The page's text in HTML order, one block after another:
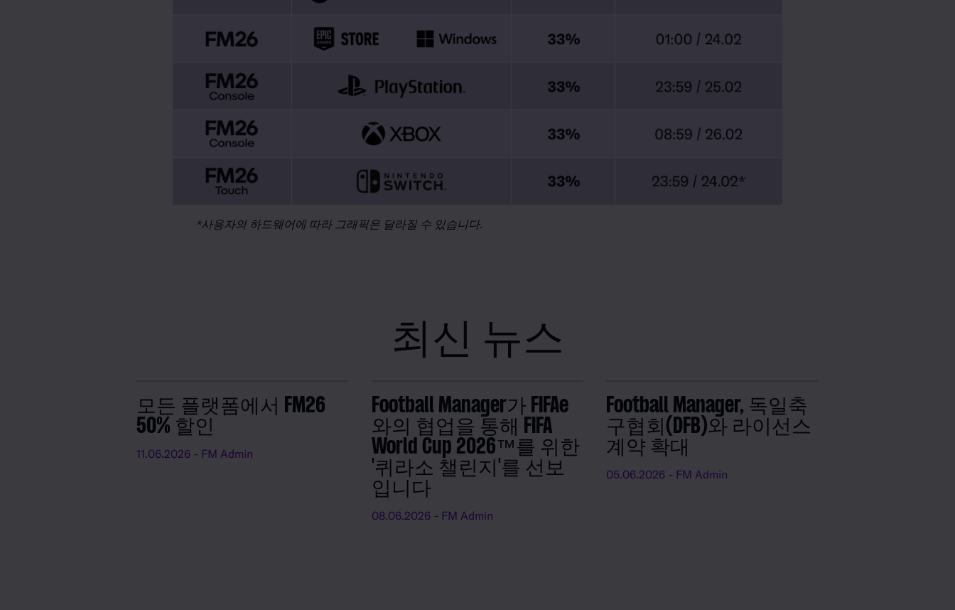
*사용자의 하드웨어에 따라 그래픽은 달라질 수 있습니다.
최신 뉴스
모든 플랫폼에서 FM26
50% 할인
11.06.2026 - FM Admin
Football Manager가 FIFAe
와의 협업을 통해 FIFA
World Cup 2026™를 위한
'퀴라소 챌린지'를 선보
입니다
08.06.2026 - FM Admin
Football Manager, 독일축
구협회(DFB)와 라이선스
계약 확대
05.06.2026 - FM Admin